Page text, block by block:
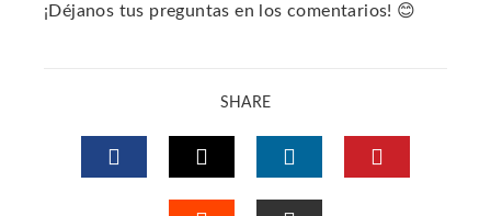
¡Déjanos tus preguntas en los comentarios! 😊
SHARE
FACEBOOKTWITTERLINKEDIN